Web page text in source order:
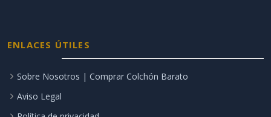
ENLACES ÚTILES
Sobre Nosotros | Comprar Colchón Barato
Aviso Legal